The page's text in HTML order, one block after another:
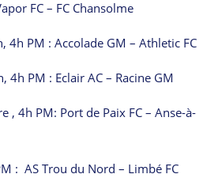
FC – FC Chansolme
4h PM : Accolade GM – Athletic FC
4h PM : Eclair AC – Racine GM
, 4h PM: Port de Paix FC – Anse-à-
: AS Trou du Nord – Limbé FC